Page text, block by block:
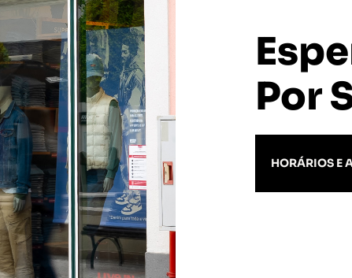
Por
HORÁRIOS E